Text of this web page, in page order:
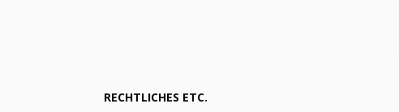
RECHTLICHES ETC.